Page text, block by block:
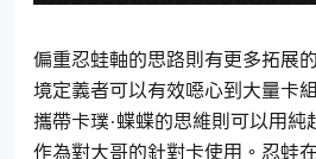
偏重忍蛙軸的思路則有更多拓展
境定義者可以有效噁心到大量卡
攜帶卡璞·蝶蝶的思維則可以用
作為對大哥的針對卡使用。忍蛙